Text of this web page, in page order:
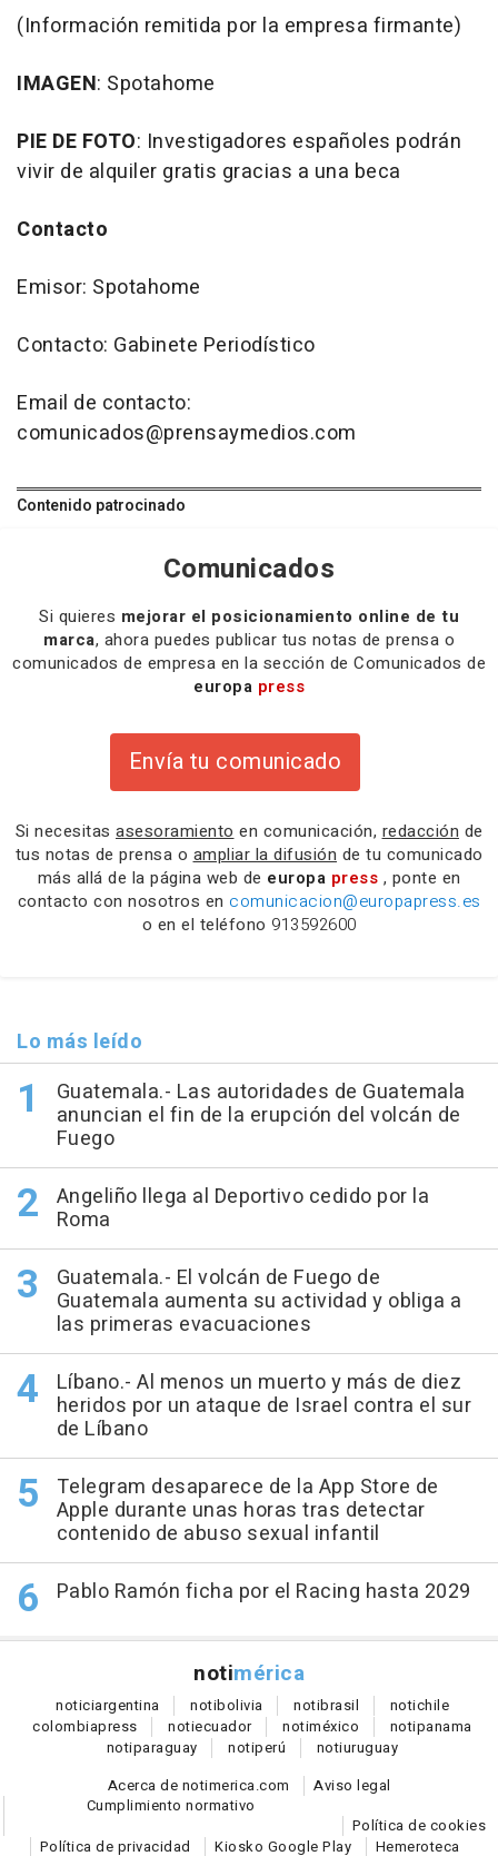
(Información remitida por la empresa firmante)
IMAGEN: Spotahome
PIE DE FOTO: Investigadores españoles podrán
vivir de alquiler gratis gracias a una beca
Contacto
Emisor: Spotahome
Contacto: Gabinete Periodístico
Email de contacto:
comunicados@prensaymedios.com
Contenido patrocinado
Comunicados
Si quieres mejorar el posicionamiento online de tu
marca, ahora puedes publicar tus notas de prensa o
comunicados de empresa en la sección de Comunicados de
europa press
Envía tu comunicado
Si necesitas asesoramiento en comunicación, redacción de
tus notas de prensa o ampliar la difusión de tu comunicado
más allá de la página web de europa press , ponte en
contacto con nosotros en comunicacion@europapress.es
o en el teléfono 913592600
Lo más leído
Guatemala.- Las autoridades de Guatemala
anuncian el fin de la erupción del volcán de
Fuego
Angeliño llega al Deportivo cedido por la
Roma
Guatemala.- El volcán de Fuego de
Guatemala aumenta su actividad y obliga a
las primeras evacuaciones
Líbano.- Al menos un muerto y más de diez
heridos por un ataque de Israel contra el sur
de Líbano
Telegram desaparece de la App Store de
Apple durante unas horas tras detectar
contenido de abuso sexual infantil
Pablo Ramón ficha por el Racing hasta 2029
notimérica
noticiargentina notibolivia notibrasil notichile
colombiapress notiecuador notiméxico notipanama
notiparaguay notiperú notiuruguay
Acerca de notimerica.com
Aviso legal
Cumplimiento normativo
Política de cookies
Política de privacidad
Kiosko Google Play Hemeroteca